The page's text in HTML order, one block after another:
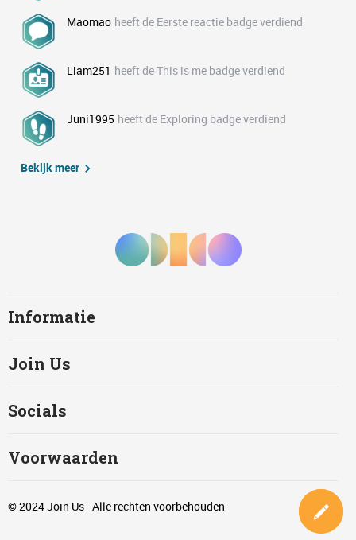
Maomao heeft de Eerste reactie badge verdiend
Liam251 heeft de This is me badge verdiend
Juni1995 heeft de Exploring badge verdiend
Bekijk meer
Informatie
Join Us
Socials
Voorwaarden
© 2024 Join Us - Alle rechten voorbehouden